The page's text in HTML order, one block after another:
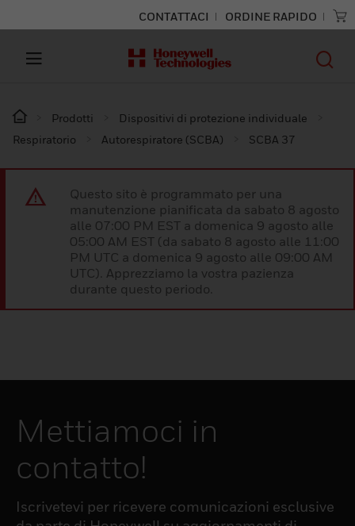
CONTATTACI ORDINE RAPIDO
Prodotti
Dispositivi di protezione individuale
Respiratorio
Autorespiratore (SCBA) SCBA 37
Questo sito è programmato per una
manutenzione pianificata da sabato 8 agosto
alle 07:00 PM EST a domenica 9 agosto alle
05:00 AM EST (da sabato 8 agosto alle 11:00
PM UTC a domenica 9 agosto alle 09:00 AM
UTC). Apprezziamo la vostra pazienza
durante questo periodo.
Mettiamoci in
contatto!
Iscrivetevi per ricevere comunicazioni esclusive